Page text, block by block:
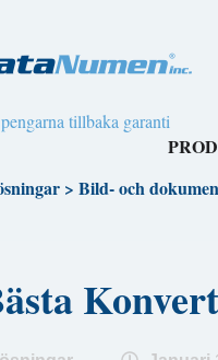
tillbaka garanti
> Bild- och